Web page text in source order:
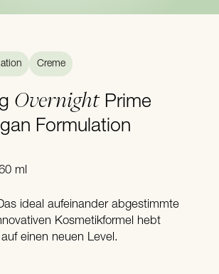
Creme
OvernightPrime
Formulation
ml
ideal aufeinander abgestimmte
Kosmetikformel hebt
einen neuen Level.